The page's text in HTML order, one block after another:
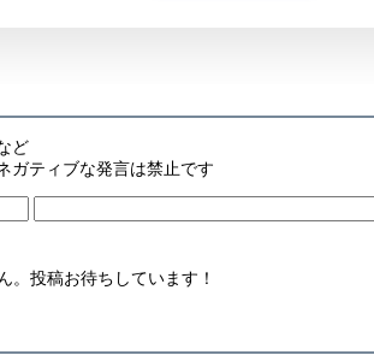
ど
ガティブな発言は禁止です
。投稿お待ちしています！